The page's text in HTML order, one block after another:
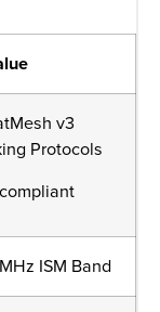
v3
Protocols
ISM Band